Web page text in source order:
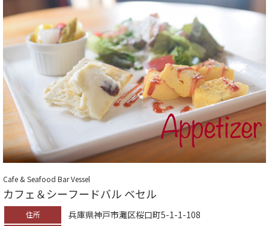
Cafe & Seafood Bar Vessel
カフェ＆シーフードバル ベセル
住所 兵庫県神戸市灘区桜口町5-1-1-108